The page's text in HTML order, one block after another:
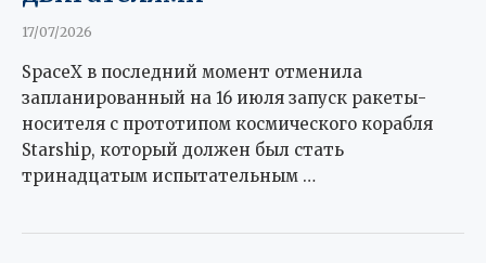
17/07/2026
SpaceX в последний момент отменила
запланированный на 16 июля запуск ракеты-
носителя с прототипом космического корабля
Starship, который должен был стать
тринадцатым испытательным …